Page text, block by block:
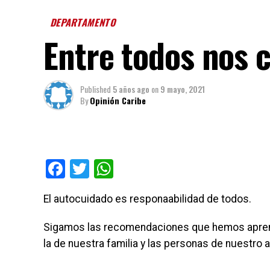
DEPARTAMENTO
Entre todos nos
Published 5 años ago on9 mayo, 2021
ByOpinión Caribe
Facebook
Twitter
El autocuidado es responaabilidad de todos.
Sigamos las recomendaciones que hemos
la de nuestra familia y las personas de nuestro